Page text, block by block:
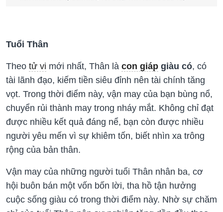
Tuổi Thân
Theo tử vi mới nhất, Thân là con giáp giàu có, có
tài lãnh đạo, kiếm tiền siêu đỉnh nên tài chính tăng
vọt. Trong thời điểm này, vận may của bạn bùng nổ,
chuyển rủi thành may trong nháy mắt. Không chỉ đạt
được nhiều kết quả đáng nể, bạn còn được nhiều
người yêu mến vì sự khiêm tốn, biết nhìn xa trông
rộng của bản thân.
Vận may của những người tuổi Thân nhân ba, cơ
hội buôn bán một vốn bốn lời, tha hồ tận hưởng
cuộc sống giàu có trong thời điểm này. Nhờ sự chăm